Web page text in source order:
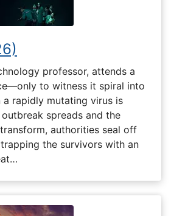
professor, attends a
to witness it spiral into
a rapidly mutating virus is
spreads and the
authorities seal off
the survivors with an